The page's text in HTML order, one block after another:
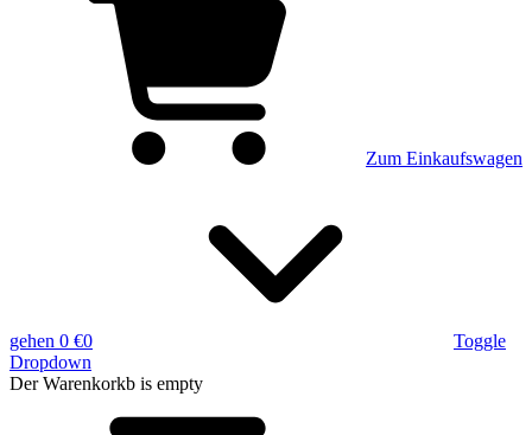
Zum Einkaufswagen
gehen 0 €0
Toggle
Dropdown
Der Warenkorkb is empty